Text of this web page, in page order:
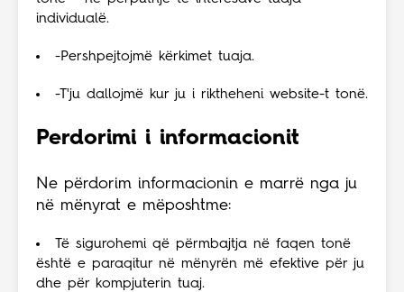
individualë.
-Pershpejtojmë kërkimet tuaja.
-T'ju dallojmë kur ju i riktheheni website-t tonë.
Perdorimi i informacionit
Ne përdorim informacionin e marrë nga ju
në mënyrat e mëposhtme:
Të sigurohemi që përmbajtja në faqen tonë
është e paraqitur në mënyrën më efektive për ju
dhe për kompjuterin tuaj.